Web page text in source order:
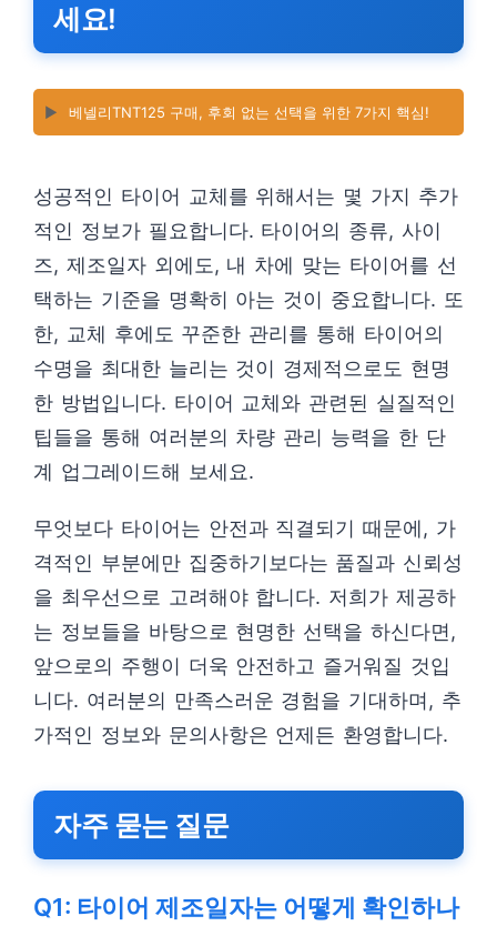
세요!
▶️ 베넬리TNT125 구매, 후회 없는 선택을 위한 7가지 핵심!
성공적인 타이어 교체를 위해서는 몇 가지 추가
적인 정보가 필요합니다. 타이어의 종류, 사이
즈, 제조일자 외에도, 내 차에 맞는 타이어를 선
택하는 기준을 명확히 아는 것이 중요합니다. 또
한, 교체 후에도 꾸준한 관리를 통해 타이어의
수명을 최대한 늘리는 것이 경제적으로도 현명
한 방법입니다. 타이어 교체와 관련된 실질적인
팁들을 통해 여러분의 차량 관리 능력을 한 단
계 업그레이드해 보세요.
무엇보다 타이어는 안전과 직결되기 때문에, 가
격적인 부분에만 집중하기보다는 품질과 신뢰성
을 최우선으로 고려해야 합니다. 저희가 제공하
는 정보들을 바탕으로 현명한 선택을 하신다면,
앞으로의 주행이 더욱 안전하고 즐거워질 것입
니다. 여러분의 만족스러운 경험을 기대하며, 추
가적인 정보와 문의사항은 언제든 환영합니다.
자주 묻는 질문
Q1: 타이어 제조일자는 어떻게 확인하나